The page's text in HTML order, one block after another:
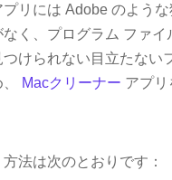
プリには Adob​​e のよう
なく、プログラム ファ
つけられない目立たない
Macクリーナー アプリ
法は次のとおりです：